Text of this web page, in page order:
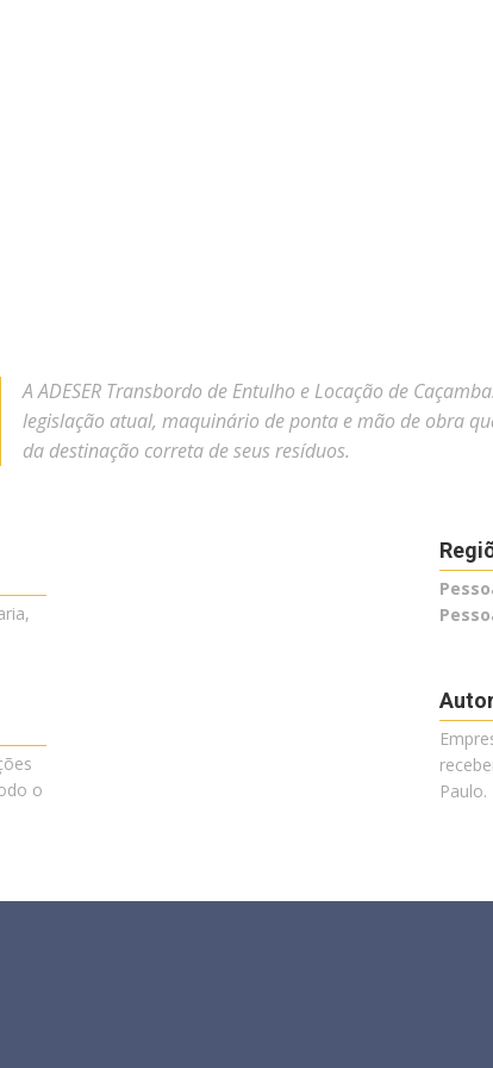
A ADESER Transbordo de Entulho e Locação de
legislação atual, maquinário de ponta e mão de obra
da destinação correta de seus resíduos.
o
Paulo.